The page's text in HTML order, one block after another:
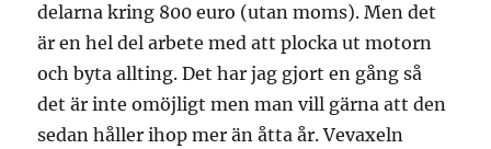
delarna kring 800 euro (utan moms). Men det
är en hel del arbete med att plocka ut motorn
och byta allting. Det har jag gjort en gång så
det är inte omöjligt men man vill gärna att den
sedan håller ihop mer än åtta år. Vevaxeln